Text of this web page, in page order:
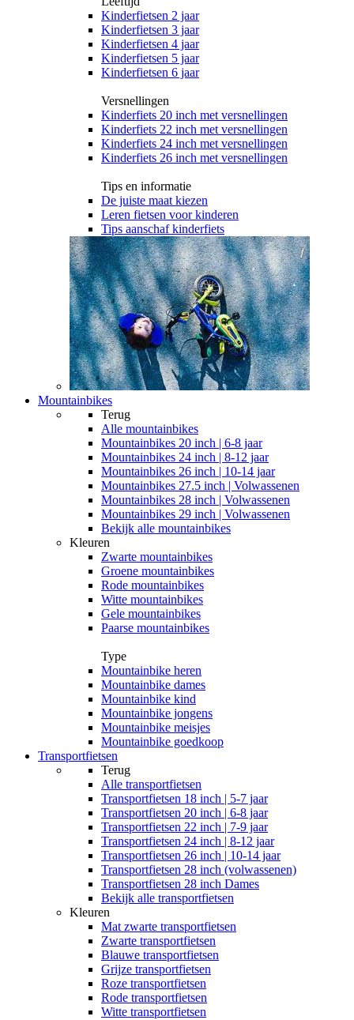
Kinderfietsen 2 jaar
Kinderfietsen 3 jaar
Kinderfietsen 4 jaar
Kinderfietsen 5 jaar
Kinderfietsen 6 jaar
Versnellingen
Kinderfiets 20 inch met versnellingen
Kinderfiets 22 inch met versnellingen
Kinderfiets 24 inch met versnellingen
Kinderfiets 26 inch met versnellingen
Tips en informatie
De juiste maat kiezen
Leren fietsen voor kinderen
Tips aanschaf kinderfiets
Mountainbikes
Terug
Alle mountainbikes
Mountainbikes 20 inch | 6-8 jaar
Mountainbikes 24 inch | 8-12 jaar
Mountainbikes 26 inch | 10-14 jaar
Mountainbikes 27.5 inch | Volwassenen
Mountainbikes 28 inch | Volwassenen
Mountainbikes 29 inch | Volwassenen
Bekijk alle mountainbikes
Kleuren
Zwarte mountainbikes
Groene mountainbikes
Rode mountainbikes
Witte mountainbikes
Gele mountainbikes
Paarse mountainbikes
Type
Mountainbike heren
Mountainbike dames
Mountainbike kind
Mountainbike jongens
Mountainbike meisjes
Mountainbike goedkoop
Transportfietsen
Terug
Alle transportfietsen
Transportfietsen 18 inch | 5-7 jaar
Transportfietsen 20 inch | 6-8 jaar
Transportfietsen 22 inch | 7-9 jaar
Transportfietsen 24 inch | 8-12 jaar
Transportfietsen 26 inch | 10-14 jaar
Transportfietsen 28 inch (volwassenen)
Transportfietsen 28 inch Dames
Bekijk alle transportfietsen
Kleuren
Mat zwarte transportfietsen
Zwarte transportfietsen
Blauwe transportfietsen
Grijze transportfietsen
Roze transportfietsen
Rode transportfietsen
Witte transportfietsen